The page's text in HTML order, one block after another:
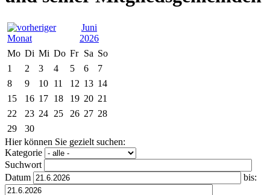
Juni
2026
Mo Di Mi Do Fr Sa So
1
2 3 4 5 6
7
8
9 10 11 12 13 14
15
16 17 18 19 20 21
22
23 24 25 26 27 28
29
30
Hier können Sie gezielt suchen:
Kategorie
Suchwort
Datum
bis: